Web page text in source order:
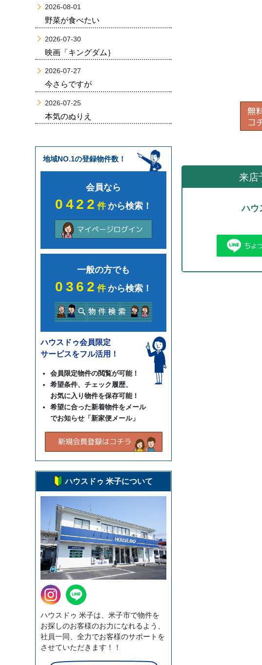
来店
ハウ
2026-08-01
野菜が食べたい
2026-07-30
映画「キングダム｝
2026-07-27
今さらですが
2026-07-25
本気のぬりえ
地域NO.1の登録物件数！
会員なら
0422件から検索！
一般の方でも
0362件から検索！
ハウスドゥ会員限定
サービスをフル活用！
会員限定物件の閲覧が可能！
希望条件、チェック履歴、
お気に入り物件を保存可能！
希望に合った新着物件をメール
でお知らせ「新家便メール」
ハウスドゥ 米子について
ハウスドゥ 米子は、米子市で物件を
お探しのお客様のお力になれるよう、
社員一同、全力でお客様のサポートを
させていただきます！！